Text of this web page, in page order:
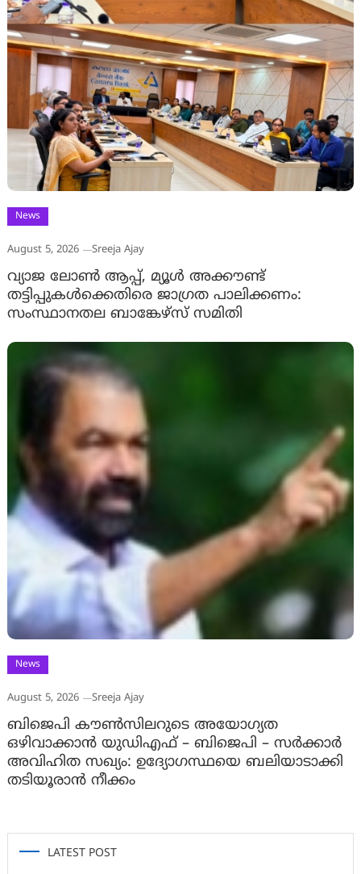
News
August 5, 2026 Sreeja Ajay
വ്യാജ ലോൺ ആപ്പ്, മ്യൂൾ അക്കൗണ്ട്
തട്ടിപ്പുകൾക്കെതിരെ ജാ​ഗ്രത പാലിക്കണം:
സംസ്ഥാനതല ബാങ്കേഴ്സ് സമിതി
News
August 5, 2026 Sreeja Ajay
ബിജെപി കൗൺസിലറുടെ അയോഗ്യത
ഒഴിവാക്കാൻ യുഡിഎഫ് – ബിജെപി – സർക്കാർ
അവിഹിത സഖ്യം: ഉദ്യോഗസ്ഥയെ ബലിയാടാക്കി
തടിയൂരാൻ നീക്കം
LATEST POST